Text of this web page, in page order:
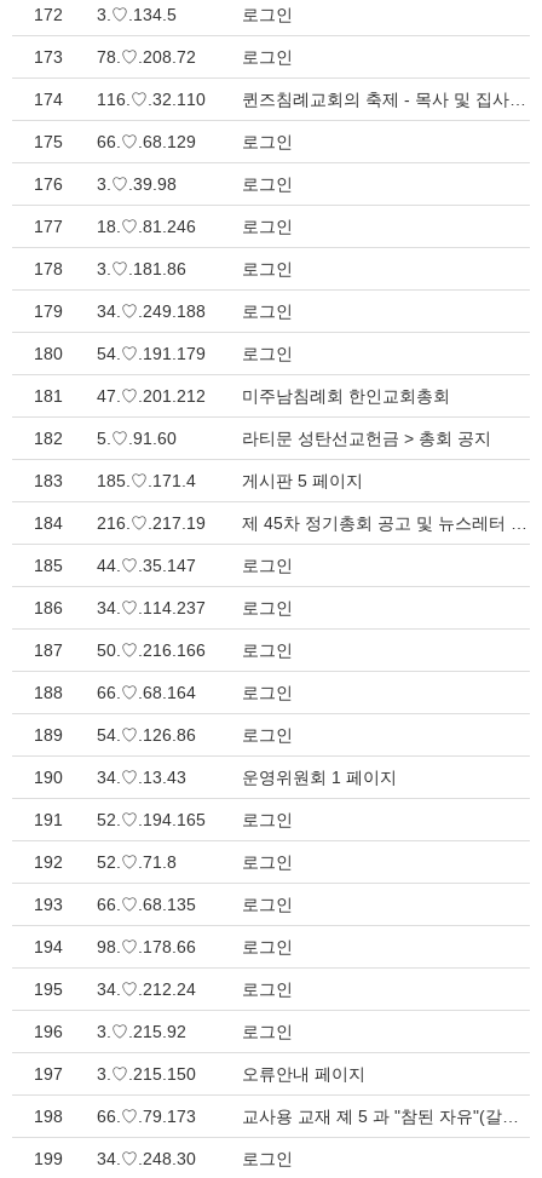
172 3.♡.134.5 로그인
173 78.♡.208.72 로그인
174 116.♡.32.110
175 66.♡.68.129 로그인
176 3.♡.39.98 로그인
177 18.♡.81.246 로그인
178 3.♡.181.86 로그인
179 34.♡.249.188 로그인
180 54.♡.191.179 로그인
181 47.♡.201.212 미주남침례회 한인교회총회
182 5.♡.91.60 라티문 성탄선교헌금 > 총회 공지
183 185.♡.171.4 게시판 5 페이지
184 216.♡.217.19
185 44.♡.35.147 로그인
186 34.♡.114.237 로그인
187 50.♡.216.166 로그인
188 66.♡.68.164 로그인
189 54.♡.126.86 로그인
190 34.♡.13.43 운영위원회 1 페이지
191 52.♡.194.165 로그인
192 52.♡.71.8 로그인
193 66.♡.68.135 로그인
194 98.♡.178.66 로그인
195 34.♡.212.24 로그인
196 3.♡.215.92 로그인
197 3.♡.215.150 오류안내 페이지
198 66.♡.79.173
199 34.♡.248.30 로그인